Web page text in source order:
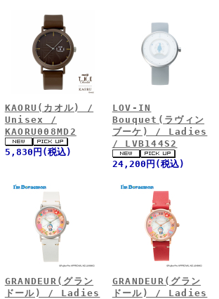
KAORU(カオル) /
Unisex /
KAORU008MD2
5,830円(税込)
LOV-IN
Bouquet(ラヴィン
ブーケ) / Ladies
/ LVB144S2
24,200円(税込)
GRANDEUR(グラン
ドール) / Ladies
GRANDEUR(グラン
ドール) / Ladies